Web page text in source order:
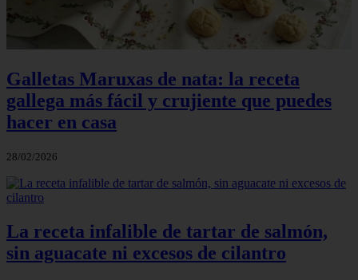
Galletas Maruxas de nata: la receta
gallega más fácil y crujiente que puedes
hacer en casa
28/02/2026
La receta infalible de tartar de salmón,
sin aguacate ni excesos de cilantro